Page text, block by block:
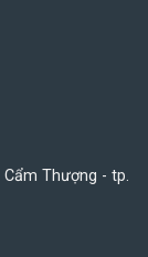
Thượng - tp.